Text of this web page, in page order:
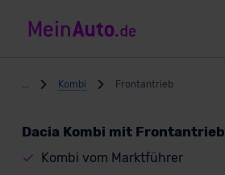
Kombi Frontantrieb
Dacia Kombi mit Frontantrieb
Kombi vom Marktführer